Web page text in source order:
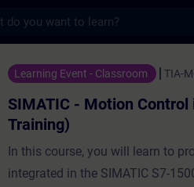
Control in the
Learning Event - Classroom TIA-
SIMATIC - Motion
Training)
In this course, you will learn to
integrated in the SIMATIC S7-